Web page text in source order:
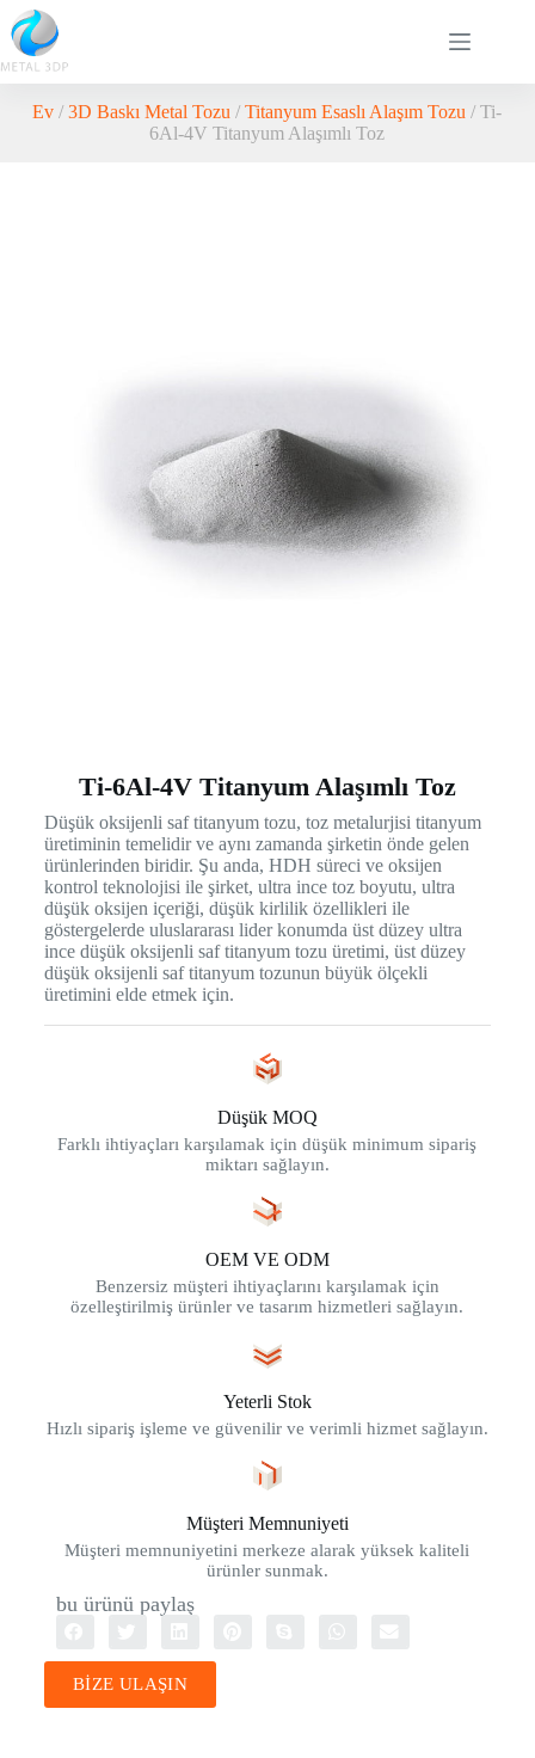
Ev /3D Baskı Metal Tozu /Titanyum Esaslı Alaşım Tozu / Ti-
6Al-4V Titanyum Alaşımlı Toz
Ti-6Al-4V Titanyum Alaşımlı Toz
Düşük oksijenli saf titanyum tozu, toz metalurjisi titanyum
üretiminin temelidir ve aynı zamanda şirketin önde gelen
ürünlerinden biridir. Şu anda, HDH süreci ve oksijen
kontrol teknolojisi ile şirket, ultra ince toz boyutu, ultra
düşük oksijen içeriği, düşük kirlilik özellikleri ile
göstergelerde uluslararası lider konumda üst düzey ultra
ince düşük oksijenli saf titanyum tozu üretimi, üst düzey
düşük oksijenli saf titanyum tozunun büyük ölçekli
üretimini elde etmek için.
Düşük MOQ
Farklı ihtiyaçları karşılamak için düşük minimum sipariş
miktarı sağlayın.
OEM VE ODM
Benzersiz müşteri ihtiyaçlarını karşılamak için
özelleştirilmiş ürünler ve tasarım hizmetleri sağlayın.
Yeterli Stok
Hızlı sipariş işleme ve güvenilir ve verimli hizmet sağlayın.
Müşteri Memnuniyeti
Müşteri memnuniyetini merkeze alarak yüksek kaliteli
ürünler sunmak.
bu ürünü paylaş
BİZE ULAŞIN